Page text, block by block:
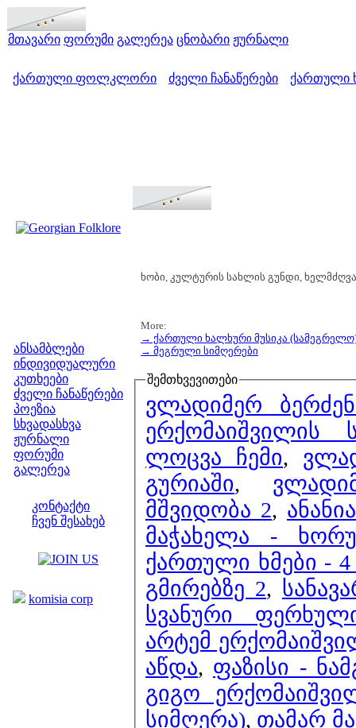
მთავარი ფორუმი გალერეა ცნობარი ჟურნალი
ქართული ფოლკლორი ძველი ჩანაწერები ქართული
ანსამბლები
ინდივიდუალური
კუთხეები
ძველი ჩანაწერები
პოეზია
სხვადასხვა
ჟურნალი
ფორუმი
გალერეა
კონტაქტი
ჩვენ შესახებ
komisia corp
ხობი, კულტურის სახლის გუნდი,
More:
→ ქართული ხალხური მუსიკა
→ მეგრული სიმღერები
შემთხვევითები
ვლადიმერ
ერქომაიშვილის
ლოცვა ჩემი,
გურიაში,
მშვიდობა 2,
მაჭახელა -
ქართული ხმები - 4
გმირებზე 2,
სვანური
არტემ
აწდა, ფაზისი -
გიგო
სიმღერა), თამარ